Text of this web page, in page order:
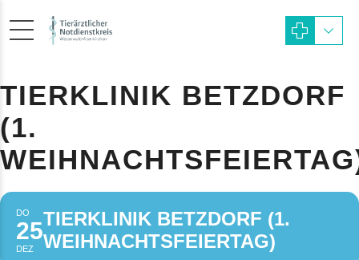
TIERKLINIK BETZDORF
(1.
DO
25
DEZ
TIERKLINIK BETZDORF (1.
WEIHNACHTSFEIERTAG)